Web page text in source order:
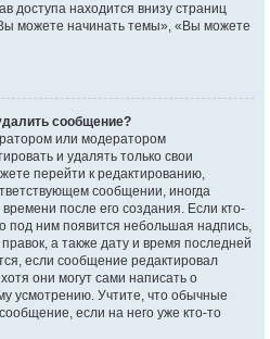
доступа находится внизу страниц
можете начинать темы», «Вы можете
сообщение?
или модератором
и удалять только свои
перейти к редактированию,
сообщении, иногда
после его создания. Если кто-
под ним появится небольшая надпись,
а также дату и время последней
если сообщение редактировал
они могут сами написать о
усмотрению. Учтите, что обычные
если на него уже кто-то